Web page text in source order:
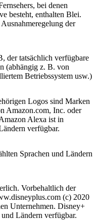
bei denen
besteht, enthalten Blei.
der
der tatsächlich verfügbare
(abhängig z. B. von
Betriebssystem usw.)
Logos sind Marken
Amazon.com, Inc. oder
Alexa ist in
verfügbar.
Sprachen und Ländern
Vorbehaltlich der
(c) 2020
Unternehmen. Disney+
Ländern verfügbar.